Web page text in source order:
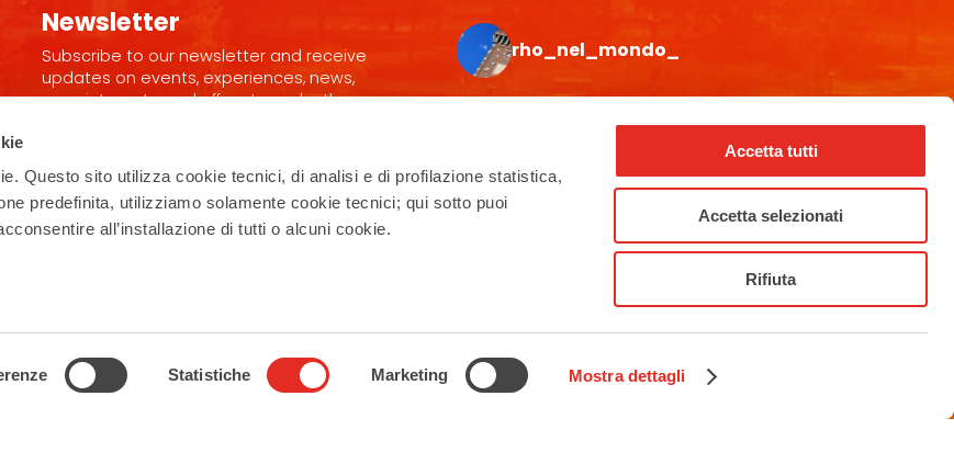
Questo sito utilizza cookie tecnici, di analisi e di profilazione statistica,
predefinita, utilizziamo solamente cookie tecnici; qui sotto puoi
all’installazione di tutti o alcuni cookie.
Statistiche Marketing Mostra dettagli
Accetta tutti
Accetta selezionati
Rifiuta
Newsletter
Subscribe to our newsletter and receive
updates on events, experiences, news,
appointments, and offers to make the
Subscribe
Follow us
rho_nel_mondo_